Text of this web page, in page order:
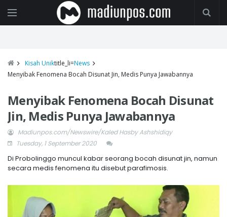
Kisah Uniktitle_li=News
Menyibak Fenomena Bocah Disunat Jin, Medis Punya Jawabannya
Menyibak Fenomena Bocah Disunat
Jin, Medis Punya Jawabannya
Madiunpos.com/Newswire/Kaled Hasby Ashshidiqy
Tuesday, 1 September 2020
Di Probolinggo muncul kabar seorang bocah disunat jin, namun
secara medis fenomena itu disebut parafimosis.